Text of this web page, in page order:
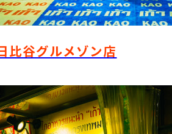
比谷グルメゾン店